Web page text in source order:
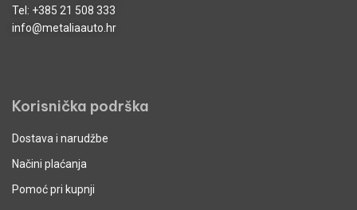
Tel: +385 21 508 333
info@metaliaauto.hr
Korisnička podrška
Dostava i narudžbe
Načini plaćanja
Pomoć pri kupnji